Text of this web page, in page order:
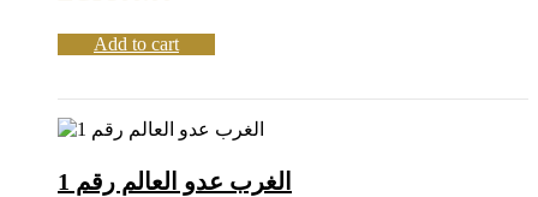
Add to cart
الغرب عدو العالم رقم 1